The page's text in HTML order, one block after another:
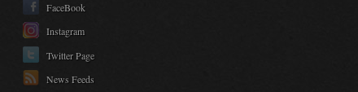
FaceBook
Instagram
Twitter Page
News Feeds